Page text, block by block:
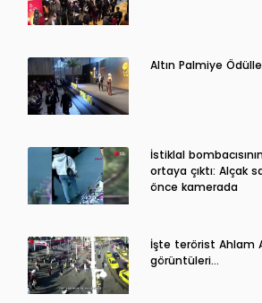
Altın Palmiye
İstiklal
ortaya çıktı: Alçak
önce kamerada
İşte terörist Ahlam
görüntüleri…